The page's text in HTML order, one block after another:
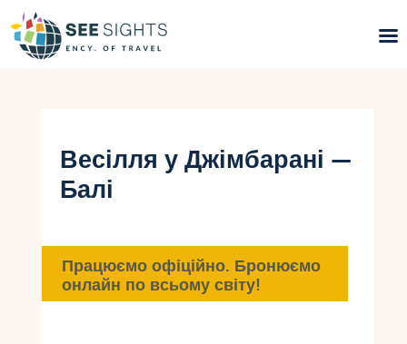
Гарячі тури
Типи Турів
Інфо
Весілля у Джімбарані —
Балі
Працюємо офіційно. Бронюємо
онлайн по всьому світу!